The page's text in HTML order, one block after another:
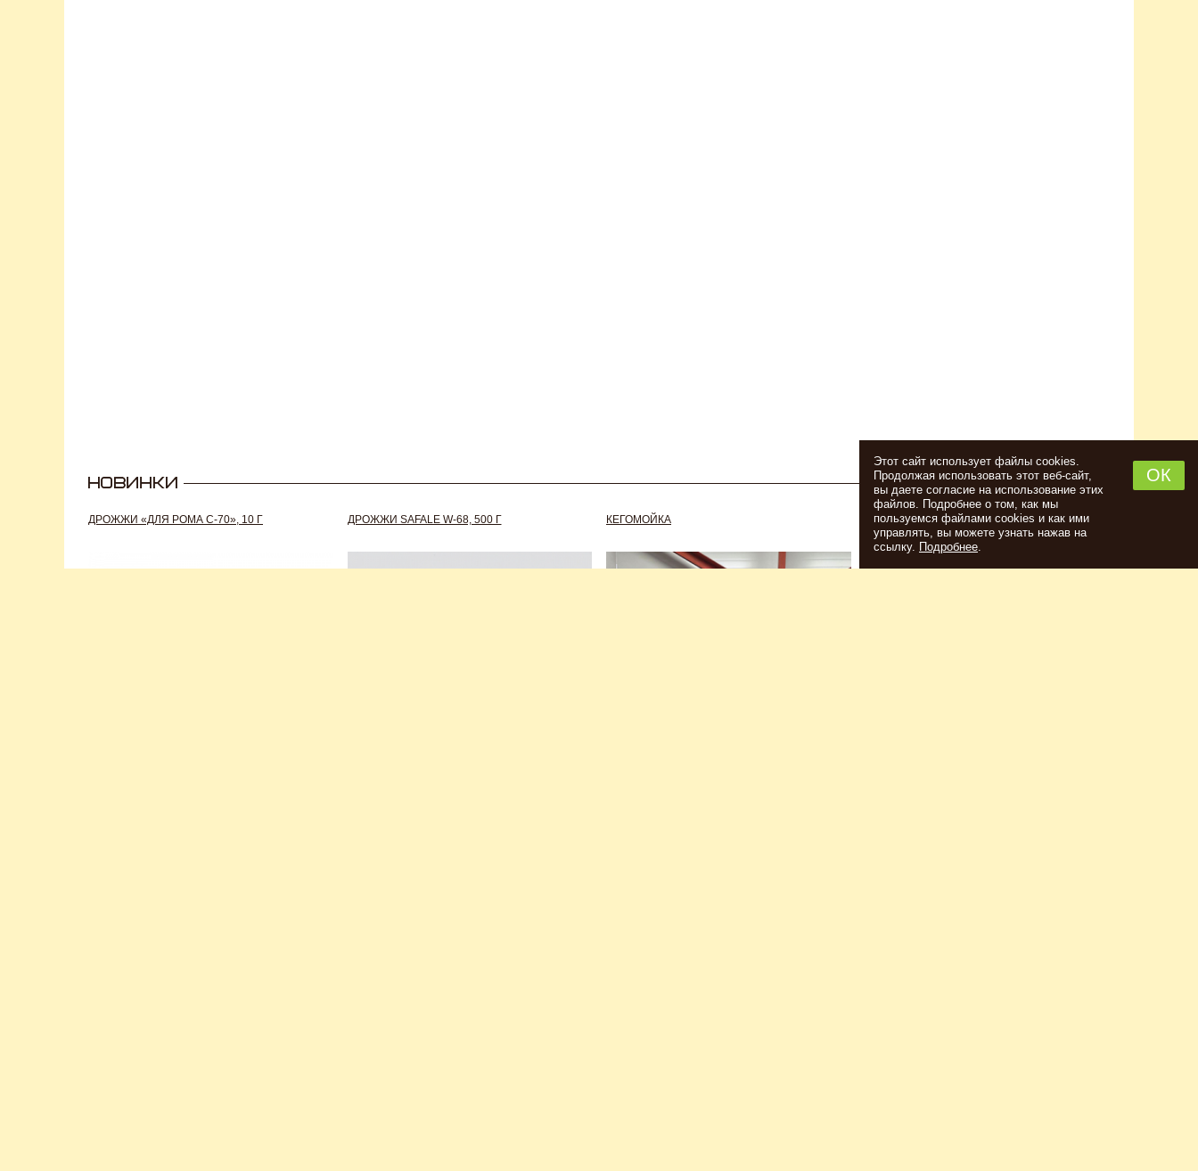
ДРОЖЖИ «ДЛЯ РОМА C-70», 10 Г ДРОЖЖИ SAFALE W-68, 500 Г КЕГОМОЙКА
НАБОР ТРАВ И СПЕЦИЙ ШОТЛАНДСКИЙ
ВИСКИ
Этот сайт использует файлы cookies.
Продолжая использовать этот веб-сайт,
вы даете согласие на использование этих
файлов. Подробнее о том, как мы
пользуемся файлами cookies и как ими
управлять, вы можете узнать нажав на
ссылку. Подробнее
ОК